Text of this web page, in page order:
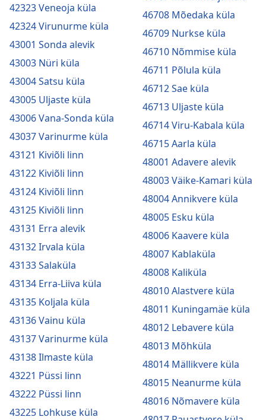
42323 Veneoja küla
42324 Virunurme küla
43001 Sonda alevik
43003 Nüri küla
43004 Satsu küla
43005 Uljaste küla
43006 Vana-Sonda küla
43037 Varinurme küla
43121 Kiviõli linn
43122 Kiviõli linn
43124 Kiviõli linn
43125 Kiviõli linn
43131 Erra alevik
43132 Irvala küla
43133 Salaküla
43134 Erra-Liiva küla
43135 Koljala küla
43136 Vainu küla
43137 Varinurme küla
43138 Ilmaste küla
43221 Püssi linn
43222 Püssi linn
43225 Lohkuse küla
46708 Mõedaka küla
46709 Nurkse küla
46710 Nõmmise küla
46711 Põlula küla
46712 Sae küla
46713 Uljaste küla
46714 Viru-Kabala küla
46715 Aarla küla
48001 Adavere alevik
48003 Väike-Kamari küla
48004 Annikvere küla
48005 Esku küla
48006 Kaavere küla
48007 Kablaküla
48008 Kaliküla
48010 Alastvere küla
48011 Kuningamäe küla
48012 Lebavere küla
48013 Mõhküla
48014 Mällikvere küla
48015 Neanurme küla
48016 Nõmavere küla